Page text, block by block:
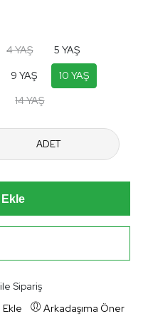
4 YAŞ
5 YAŞ
9 YAŞ
10 YAŞ
14 YAŞ
ADET
Sipariş
Arkadaşıma Öner